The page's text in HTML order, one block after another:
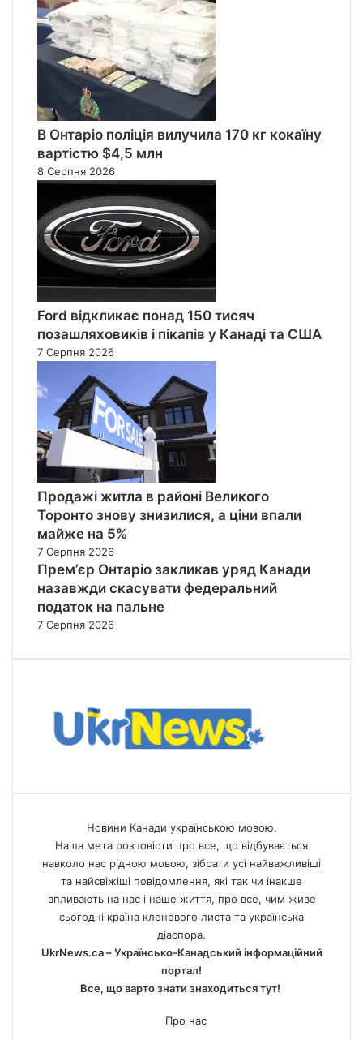
В Онтаріо поліція вилучила 170 кг кокаїну
вартістю $4,5 млн
8 Серпня 2026
Ford відкликає понад 150 тисяч
позашляховиків і пікапів у Канаді та США
7 Серпня 2026
Продажі житла в районі Великого
Торонто знову знизилися, а ціни впали
майже на 5%
7 Серпня 2026
Прем’єр Онтаріо закликав уряд Канади
назавжди скасувати федеральний
податок на пальне
7 Серпня 2026
Новини Канади українською мовою.
Наша мета розповісти про все, що відбувається
навколо нас рідною мовою, зібрати усі найважливіші
та найсвіжіші повідомлення, які так чи інакше
впливають на нас і наше життя, про все, чим живе
сьогодні країна кленового листа та українська
діаспора.
UkrNews.ca – Українсько-Канадський інформаційний
портал!
Все, що варто знати знаходиться тут!
Про нас